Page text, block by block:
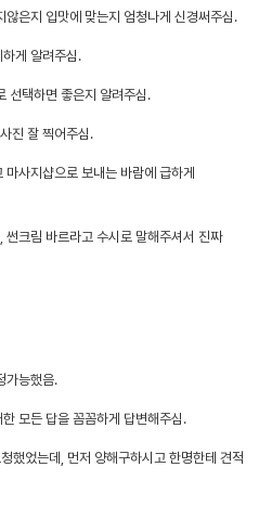
은지 입맛에 맞는지 엄청나게 신경써주심.
게 알려주심.
선택하면 좋은지 알려주심.
진 잘 찍어주심.
사지샵으로 보내는 바람에 급하게
크림 바르라고 수시로 말해주셔서 진짜
가능했음.
모든 답을 꼼꼼하게 답변해주심.
했었는데, 먼저 양해구하시고 한명한테 견적